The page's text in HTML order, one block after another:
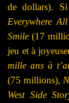
de dollars).
Everywhere
Smile (17
jeu et à
mille ans à
(75 millions),
West Side